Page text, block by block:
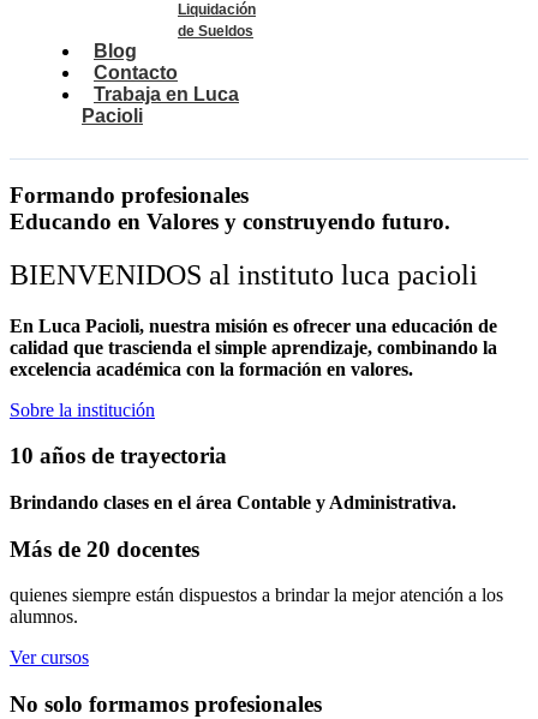
Liquidación
de Sueldos
Blog
Contacto
Trabaja en Luca
Pacioli
Formando profesionales
Educando en Valores y construyendo futuro.
BIENVENIDOS al instituto luca pacioli
En Luca Pacioli, nuestra misión es ofrecer una educación de
calidad que trascienda el simple aprendizaje, combinando la
excelencia académica con la formación en valores.
Sobre la institución
10 años de trayectoria
Brindando clases en el área Contable y Administrativa.
Más de 20 docentes
quienes siempre están dispuestos a brindar la mejor atención a los
alumnos.
Ver cursos
No solo formamos profesionales